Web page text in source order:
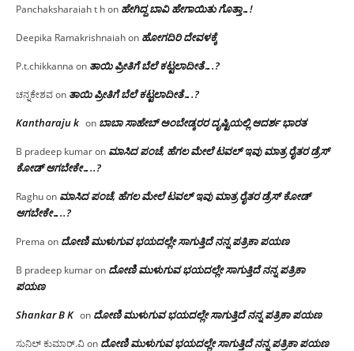
Panchaksharaiah t hon ಹೇಗಿದ್ದ ಬಾವಿ ಹೇಗಾಯಿತು ಗೊತ್ತಾ…!
Deepika Ramakrishnaiahon ಹೋಗದಿರಿ ದೇವಳಕ್ಕೆ
P.t.chikkanna on ತಾಯಿ ಪ್ರೀತಿಗೆ ಬೆಲೆ ಕಟ್ಟಲಾದೀತೆ….?
ಚನ್ನಕೇಶವon ತಾಯಿ ಪ್ರೀತಿಗೆ ಬೆಲೆ ಕಟ್ಟಲಾದೀತೆ….?
Kantharaju k on ಬಾಬಾ ಸಾಹೇಬ್ ಅಂಬೇಡ್ಕರರ ದೃಷ್ಟಿಯಲ್ಲಿ ಆದರ್ಶ ಭಾರತ
B pradeep kumaron ಮಾಸಿದ ಪಂಚೆ, ಹೆಗಲ ಮೇಲೆ ಟವಲ್‌ ಇವು ಮಾತ್ರ ರೈತರ ಡ್ರೆಸ್‌
ಕೋಡ್ ಆಗಬೇಕೇ…..?‌
Raghuon ಮಾಸಿದ ಪಂಚೆ, ಹೆಗಲ ಮೇಲೆ ಟವಲ್‌ ಇವು ಮಾತ್ರ ರೈತರ ಡ್ರೆಸ್‌ ಕೋಡ್
ಆಗಬೇಕೇ…..?‌
Prema on ದೋಣಿ ಮುಳುಗುವ ಭಯದಲ್ಲೇ ಸಾಗುತ್ತಿದೆ ನನ್ನ ಪತ್ರಿಕಾ ಪಯಣ
B pradeep kumaron ದೋಣಿ ಮುಳುಗುವ ಭಯದಲ್ಲೇ ಸಾಗುತ್ತಿದೆ ನನ್ನ ಪತ್ರಿಕಾ
ಪಯಣ
Shankar B K on ದೋಣಿ ಮುಳುಗುವ ಭಯದಲ್ಲೇ ಸಾಗುತ್ತಿದೆ ನನ್ನ ಪತ್ರಿಕಾ ಪಯಣ
ಸುನಿಲ್ ಕುಮಾರ್.ವಿon ದೋಣಿ ಮುಳುಗುವ ಭಯದಲ್ಲೇ ಸಾಗುತ್ತಿದೆ ನನ್ನ ಪತ್ರಿಕಾ ಪಯಣ